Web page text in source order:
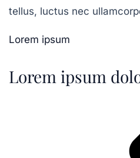
tellus, luctus nec
Lorem ipsum
Lorem ipsum